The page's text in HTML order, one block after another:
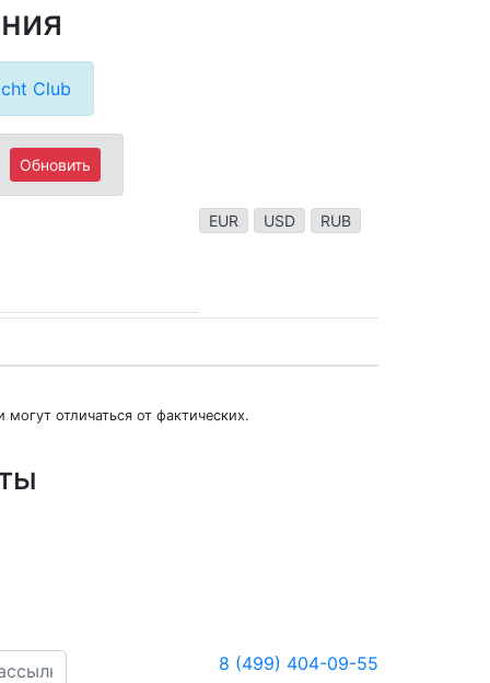
Club
Обновить
EUR USD RUB
отличаться от фактических.
8 (499) 404-09-55